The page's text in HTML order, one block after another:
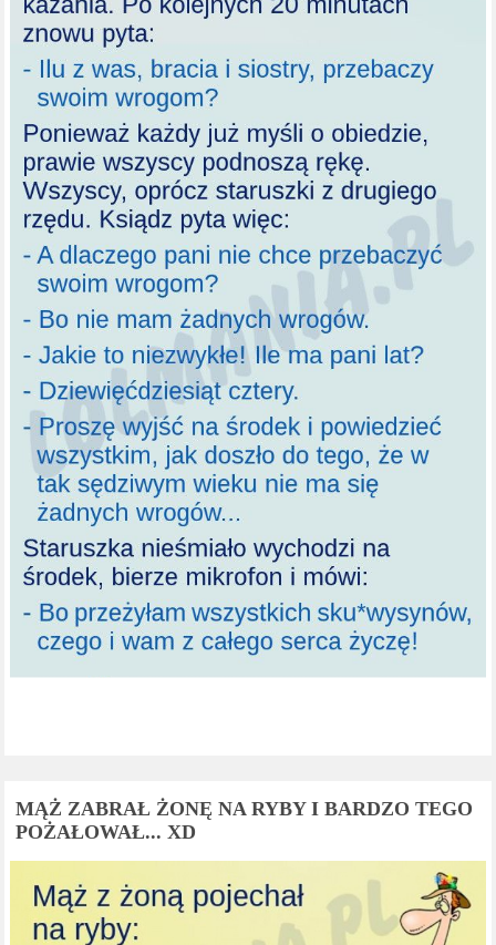
MĄŻ ZABRAŁ ŻONĘ NA RYBY I BARDZO TEGO
POŻAŁOWAŁ... XD